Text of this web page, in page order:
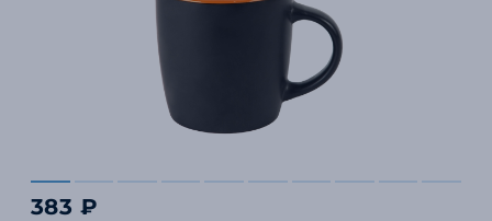
383 ₽